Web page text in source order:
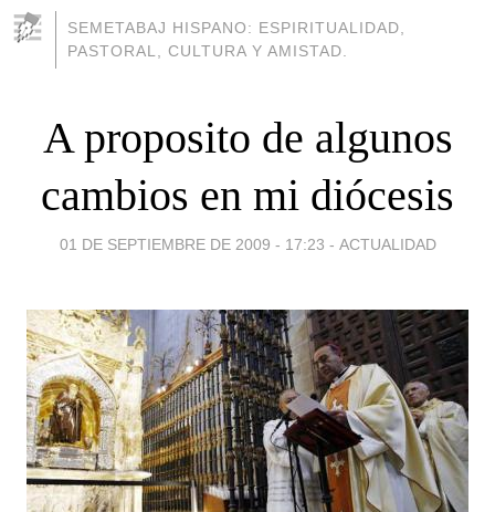
SEMETABAJ HISPANO: ESPIRITUALIDAD,
PASTORAL, CULTURA Y AMISTAD.
A proposito de algunos
cambios en mi diócesis
01 DE SEPTIEMBRE DE 2009 - 17:23 - ACTUALIDAD